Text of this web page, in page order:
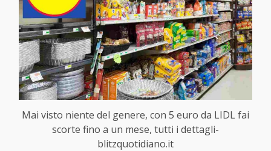
Mai visto niente del genere, con 5 euro da LIDL fai
scorte fino a un mese, tutti i dettagli-
blitzquotidiano.it